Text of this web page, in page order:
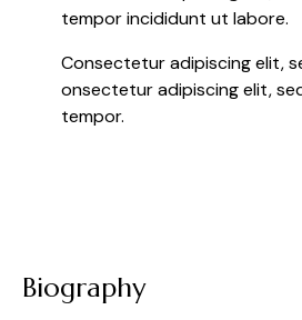
tempor incididunt ut labore.
Consectetur adipiscing elit,
onsectetur adipiscing elit,
tempor.
Biography